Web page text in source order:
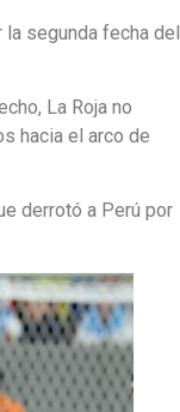
la segunda fecha del
La Roja no
hacia el arco de
derrotó a Perú por